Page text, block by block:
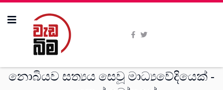
නොබියව සත්‍යය සෙවූ මාධ්‍යවේදියෙක් -